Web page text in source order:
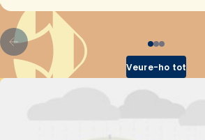
Veure-ho tot